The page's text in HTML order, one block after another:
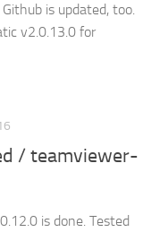
is updated, too.
v2.0.13.0 for
/ teamviewer-
is done. Tested